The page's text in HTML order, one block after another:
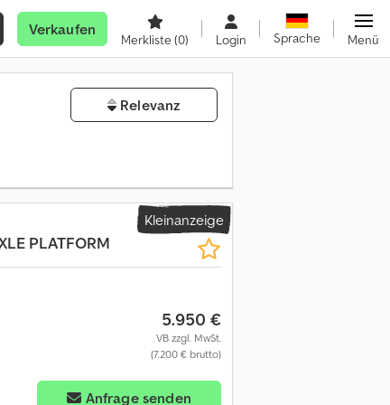
Verkaufen
Merkliste(0) Login Sprache Menü
Relevanz
Kleinanzeige
PLATFORM
5.950 €
VB zzgl. MwSt.
(7.200 € brutto)
Anfrage senden